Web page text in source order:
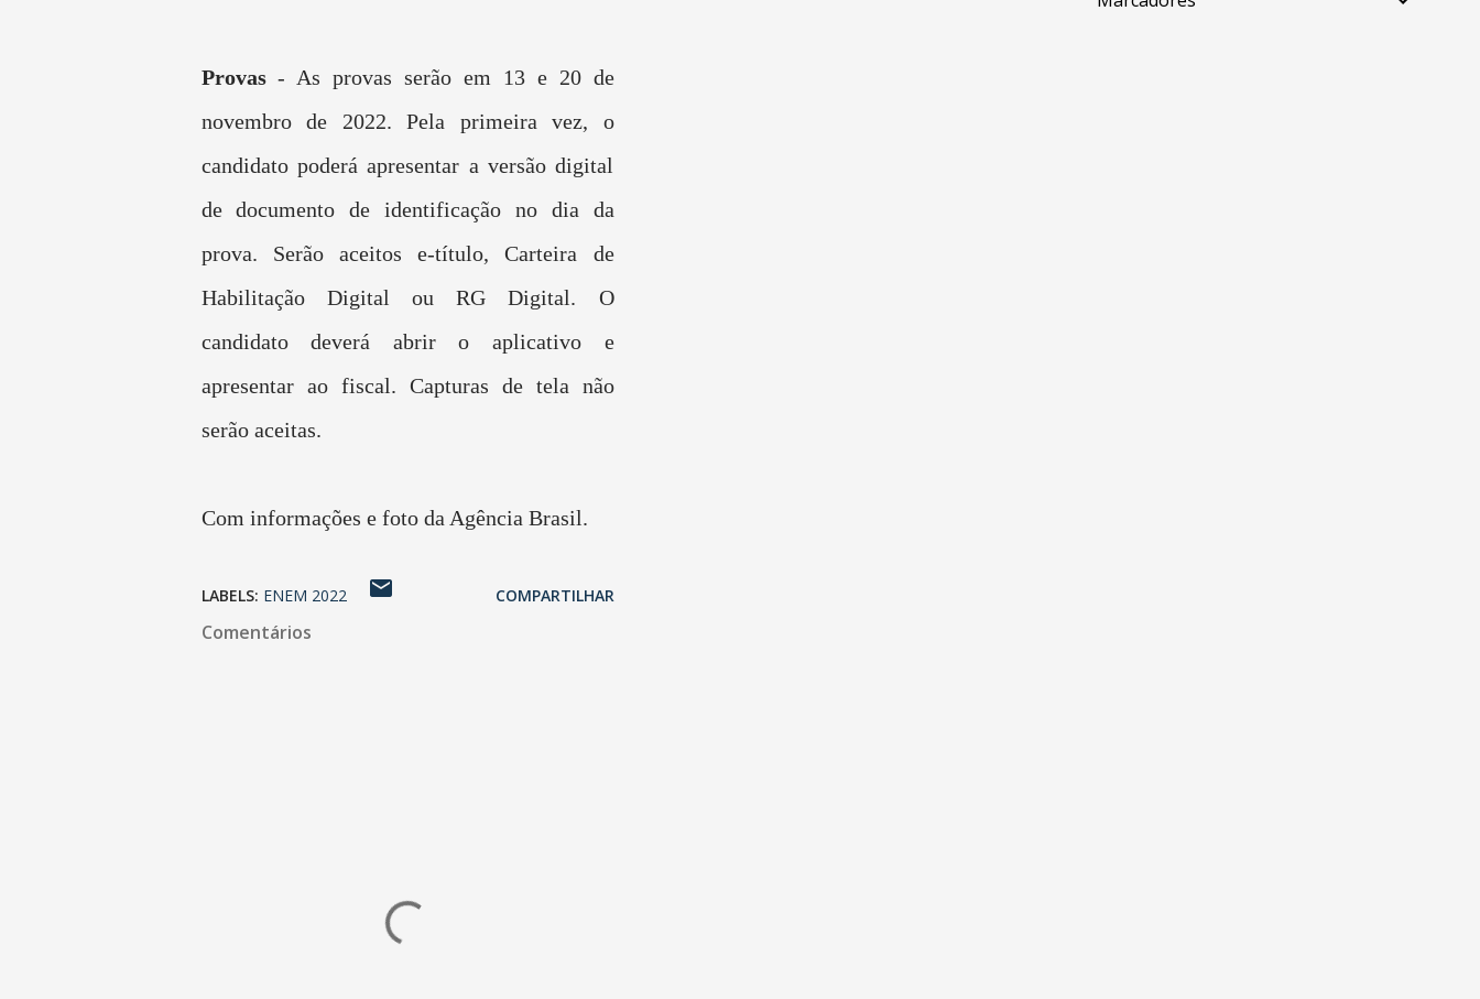
Provas- As provas serão em 13 e 20 de
novembro de 2022. Pela primeira vez, o
candidato poderá apresentar a versão digital
de documento de identificação no dia da
prova. Serão aceitos e-título, Carteira de
Habilitação Digital ou RG Digital. O
candidato deverá abrir o aplicativo e
apresentar ao fiscal. Capturas de tela não
serão aceitas.
Com informações e foto da Agência Brasil.
LABELS: ENEM 2022 COMPARTILHAR
Comentários